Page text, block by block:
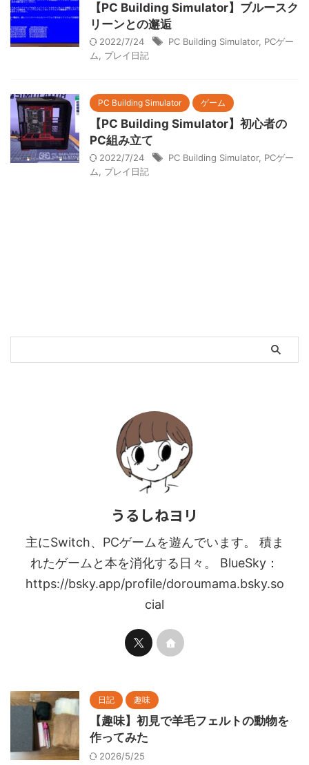
【PC Building Simulator】ブルースク
リーンとの邂逅
2022/7/24 PC Building Simulator, PCゲー
ム
プレイ日記
PC Building Simulator ゲーム
【PC Building Simulator】初心者の
PC組み立て
2022/7/24 PC Building Simulator, PCゲー
ム
プレイ日記
うるしねヨリ
主にSwitch、PCゲームを遊んでいます。 積ま
れたゲームと本を消化する日々。 BlueSky：
https://bsky.app/profile/doroumama.bsky.so
cial
日記 趣味
【趣味】初見で羊毛フェルトの動物を
作ってみた
2026/5/25